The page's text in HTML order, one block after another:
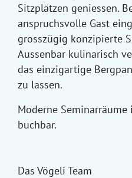
Sitzplätzen geniessen.
anspruchsvolle Gast
grosszügig konzipierte
Aussenbar kulinarisch
das einzigartige
zu lassen.
Moderne
buchbar.
Das Vögeli Team